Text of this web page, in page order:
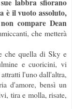
labbra sfiorano
è il vuoto assoluto,
compare Dean
che metterà
che quella di Sky e
e cuoricini, vi
l'uno dall'altra,
d'amore, bensì un
tira e molla, risate,